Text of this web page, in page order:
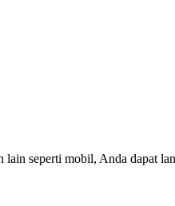
lain seperti mobil, Anda dapat